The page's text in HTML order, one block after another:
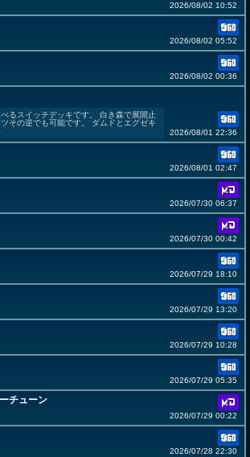
2026/08/02 10:52
2026/08/02 05:52
2026/08/02 00:36
るスイッチデッキです。 白き森で展開止
その逆でも可能です。 ダムドとエグゼキ
2026/08/01 22:36
2026/08/01 02:47
2026/07/30 06:37
2026/07/30 00:42
2026/07/29 18:10
2026/07/29 13:20
2026/07/29 10:28
2026/07/29 05:35
チューン
2026/07/29 00:22
2026/07/28 22:30